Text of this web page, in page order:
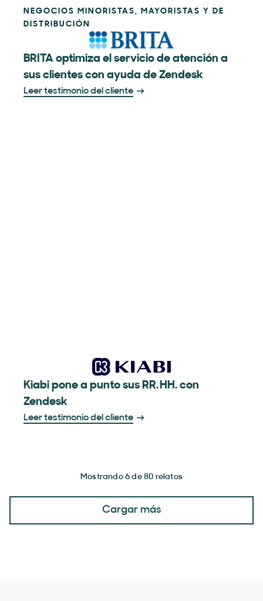
NEGOCIOS MINORISTAS, MAYORISTAS Y DE
DISTRIBUCIÓN
BRITA optimiza el servicio de atención a
sus clientes con ayuda de Zendesk
Leer testimonio del cliente
Kiabi pone a punto sus RR. HH. con
Zendesk
Leer testimonio del cliente
Mostrando 6 de 80 relatos
Cargar más